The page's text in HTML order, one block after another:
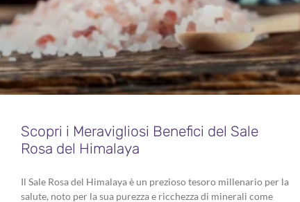
Scopri i Meravigliosi Benefici del Sale
Rosa del Himalaya
Il Sale Rosa del Himalaya è un prezioso tesoro millenario per la
salute, noto per la sua purezza e ricchezza di minerali come